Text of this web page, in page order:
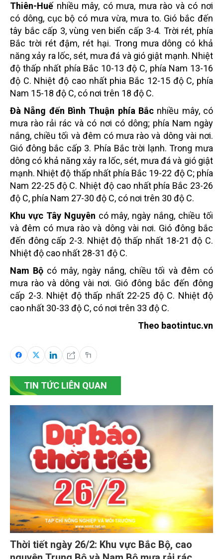
Thiên-Huế nhiều mây, có mưa, mưa rào và có nơi
có dông, cục bộ có mưa vừa, mưa to. Gió bắc đến
tây bắc cấp 3, vùng ven biển cấp 3-4. Trời rét, phía
Bắc trời rét đậm, rét hại. Trong mưa dông có khả
năng xảy ra lốc, sét, mưa đá và gió giật mạnh. Nhiệt
độ thấp nhất phía Bắc 10-13 độ C, phía Nam 13-16
độ C. Nhiệt độ cao nhất phia Bắc 12-15 độ C, phía
Nam 15-18 độ C, có nơi trên 18 độ C.
Đà Nẵng đến Bình Thuận phía Bắc nhiều mây, có
mưa rào rải rác và có nơi có dông; phía Nam ngày
nắng, chiều tối và đêm có mưa rào và dông vài nơi.
Gió đông bắc cấp 3. Phía Bắc trời lạnh. Trong mưa
dông có khả năng xảy ra lốc, sét, mưa đá và gió giật
mạnh. Nhiệt độ thấp nhất phía Bắc 19-22 độ C; phía
Nam 22-25 độ C. Nhiệt độ cao nhất phía Bắc 23-26
độ C, phía Nam 27-30 độ C, có nơi trên 30 độ C.
Khu vực Tây Nguyên có mây, ngày nắng, chiều tối
và đêm có mưa rào và dông vài nơi. Gió đông bắc
đến đông cấp 2-3. Nhiệt độ thấp nhất 18-21 độ C.
Nhiệt độ cao nhất 28-31 độ C.
Nam Bộ có mây, ngày nắng, chiều tối và đêm có
mưa rào và dông vài nơi. Gió đông bắc đến đông
cấp 2-3. Nhiệt độ thấp nhất 22-25 độ C. Nhiệt độ
cao nhất 30-33 độ C, có nơi trên 33 độ C.
Theo baotintuc.vn
TIN TỨC LIÊN QUAN
Thời tiết ngày 26/2: Khu vực Bắc Bộ, cao